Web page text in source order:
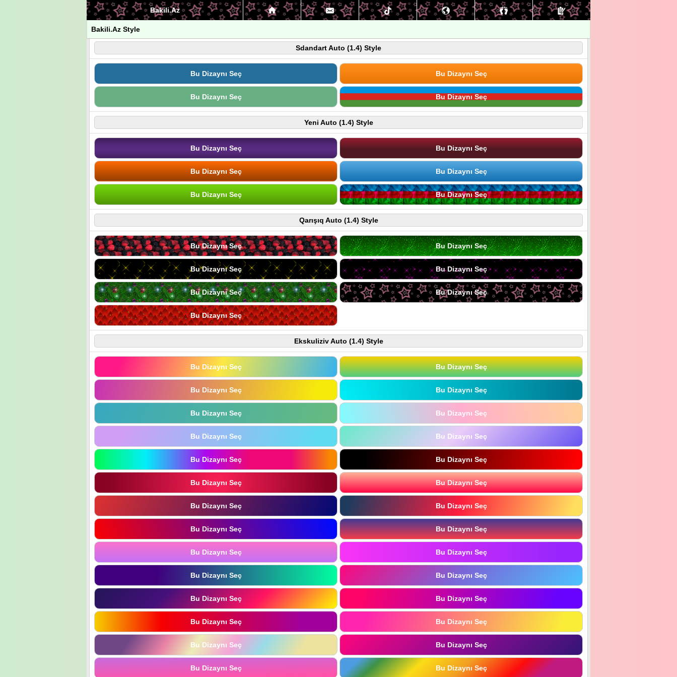
Bakili.Az
Bakili.Az Style
Sdandart Auto (1.4) Style
Bu Dizaynı Seç Bu Dizaynı Seç
Bu Dizaynı Seç Bu Dizaynı Seç
Yeni Auto (1.4) Style
Bu Dizaynı Seç Bu Dizaynı Seç
Bu Dizaynı Seç Bu Dizaynı Seç
Bu Dizaynı Seç Bu Dizaynı Seç
Qarışıq Auto (1.4) Style
Bu Dizaynı Seç Bu Dizaynı Seç
Bu Dizaynı Seç Bu Dizaynı Seç
Bu Dizaynı Seç Bu Dizaynı Seç
Bu Dizaynı Seç
Ekskuliziv Auto (1.4) Style
Bu Dizaynı Seç Bu Dizaynı Seç
Bu Dizaynı Seç Bu Dizaynı Seç
Bu Dizaynı Seç Bu Dizaynı Seç
Bu Dizaynı Seç Bu Dizaynı Seç
Bu Dizaynı Seç Bu Dizaynı Seç
Bu Dizaynı Seç Bu Dizaynı Seç
Bu Dizaynı Seç Bu Dizaynı Seç
Bu Dizaynı Seç Bu Dizaynı Seç
Bu Dizaynı Seç Bu Dizaynı Seç
Bu Dizaynı Seç Bu Dizaynı Seç
Bu Dizaynı Seç Bu Dizaynı Seç
Bu Dizaynı Seç Bu Dizaynı Seç
Bu Dizaynı Seç Bu Dizaynı Seç
Bu Dizaynı Seç Bu Dizaynı Seç